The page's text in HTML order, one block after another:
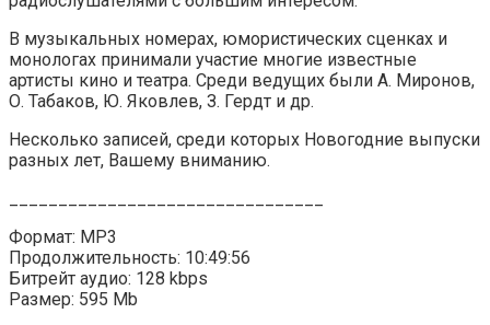
В музыкальных номерах, юмористических сценках и
монологах принимали участие многие известные
артисты кино и театра. Среди ведущих были А. Миронов,
О. Табаков, Ю. Яковлев, З. Гердт и др.
Несколько записей, среди которых Новогодние выпуски
разных лет, Вашему вниманию.
Формат: MP3
Продолжительность: 10:49:56
Битрейт аудио: 128 kbps
Размер: 595 Mb